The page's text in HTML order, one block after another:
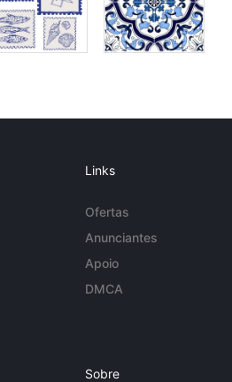
Links
Ofertas
Anunciantes
Apoio
DMCA
Sobre